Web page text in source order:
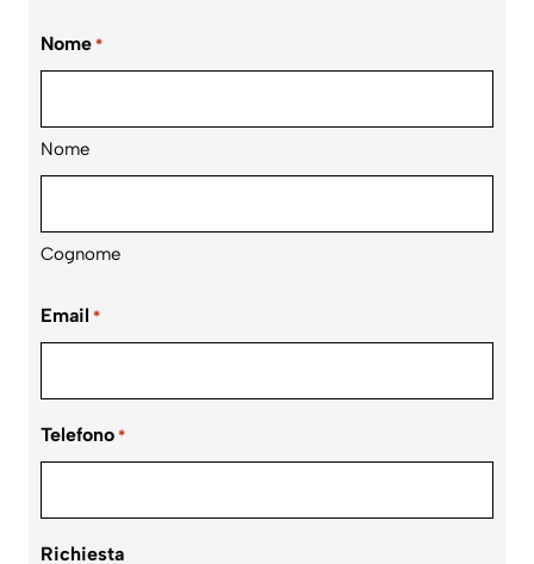
Nome *
Nome
Cognome
Email *
Telefono *
Richiesta